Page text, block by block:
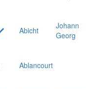
Abicht
Johann
Georg
Ablancourt